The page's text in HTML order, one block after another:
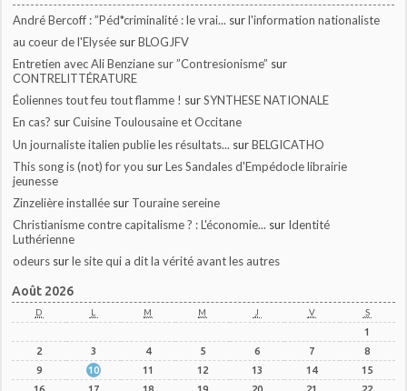
André Bercoff : ”Péd*criminalité : le vrai... surl'information nationaliste
au coeur de l'Elysée surBLOGJFV
Entretien avec Ali Benziane sur ”Contresionisme” sur
CONTRELITTÉRATURE
Éoliennes tout feu tout flamme ! surSYNTHESE NATIONALE
En cas? surCuisine Toulousaine et Occitane
Un journaliste italien publie les résultats... surBELGICATHO
This song is (not) for you surLes Sandales d'Empédocle librairie
jeunesse
Zinzelière installée sur Touraine sereine
Christianisme contre capitalisme ? : L'économie... sur Identité
Luthérienne
odeurs surle site qui a dit la vérité avant les autres
Août 2026
D L M M J V S
1
2
3 4 5 6 7
8
9
10 11 12 13 14
15